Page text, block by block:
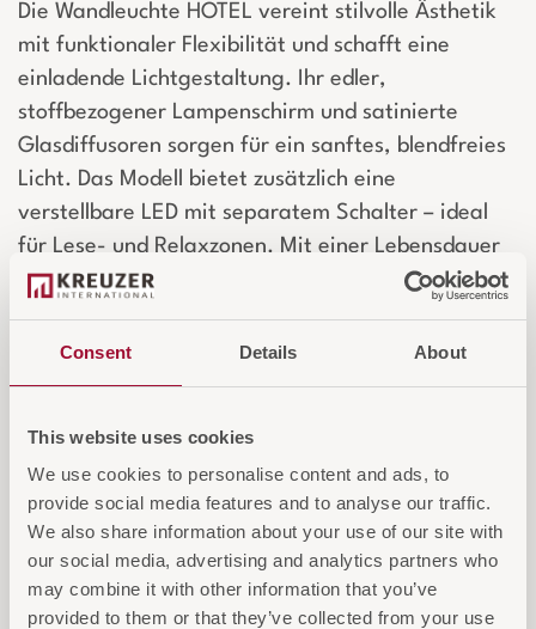
Consent Details About
This website uses cookies
We use cookies to personalise content and ads, to
provide social media features and to analyse our traffic.
We also share information about your use of our site with
our social media, advertising and analytics partners who
may combine it with other information that you’ve
provided to them or that they’ve collected from your use
Die Wandleuchte HOTEL vereint stilvolle Ästhetik
mit funktionaler Flexibilität und schafft eine
einladende Lichtgestaltung. Ihr edler,
stoffbezogener Lampenschirm und satinierte
Glasdiffusoren sorgen für ein sanftes, blendfreies
Licht. Das Modell bietet zusätzlich eine
verstellbare LED mit separatem Schalter – ideal
für Lese- und Relaxzonen. Mit einer Lebensdauer
von 20.000 Stunden und einer warmweißen
perfekt für den Innenbereich. Die Wandleuchte
HOTEL ist die elegante Wahl für Räume, die
vereinen.
Login für Preise und Warenkorb
IN DEN WARENKORB